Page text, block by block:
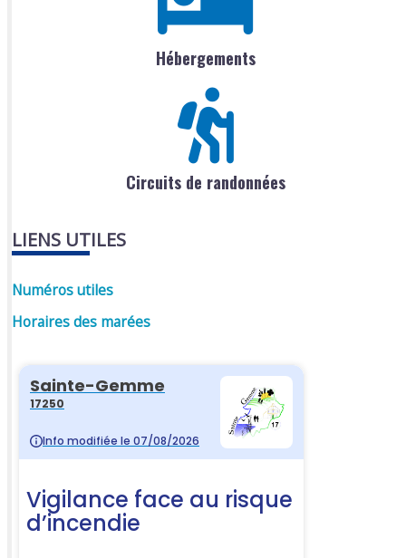
Hébergements
Circuits de randonnées
LIENS UTILES
Numéros utiles
Horaires des marées